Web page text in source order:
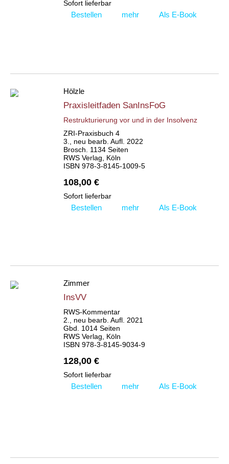
Sofort lieferbar
Bestellen mehr Als E-Book
Hölzle
Praxisleitfaden SanInsFoG
Restrukturierung vor und in der Insolvenz
ZRI-Praxisbuch 4
3., neu bearb. Aufl. 2022
Brosch. 1134 Seiten
RWS Verlag, Köln
ISBN 978-3-8145-1009-5
108,00 €
Sofort lieferbar
Bestellen mehr Als E-Book
Zimmer
InsVV
RWS-Kommentar
2., neu bearb. Aufl. 2021
Gbd. 1014 Seiten
RWS Verlag, Köln
ISBN 978-3-8145-9034-9
128,00 €
Sofort lieferbar
Bestellen mehr Als E-Book